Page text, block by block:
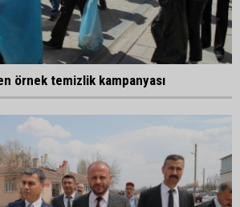
örnek temizlik kampanyası